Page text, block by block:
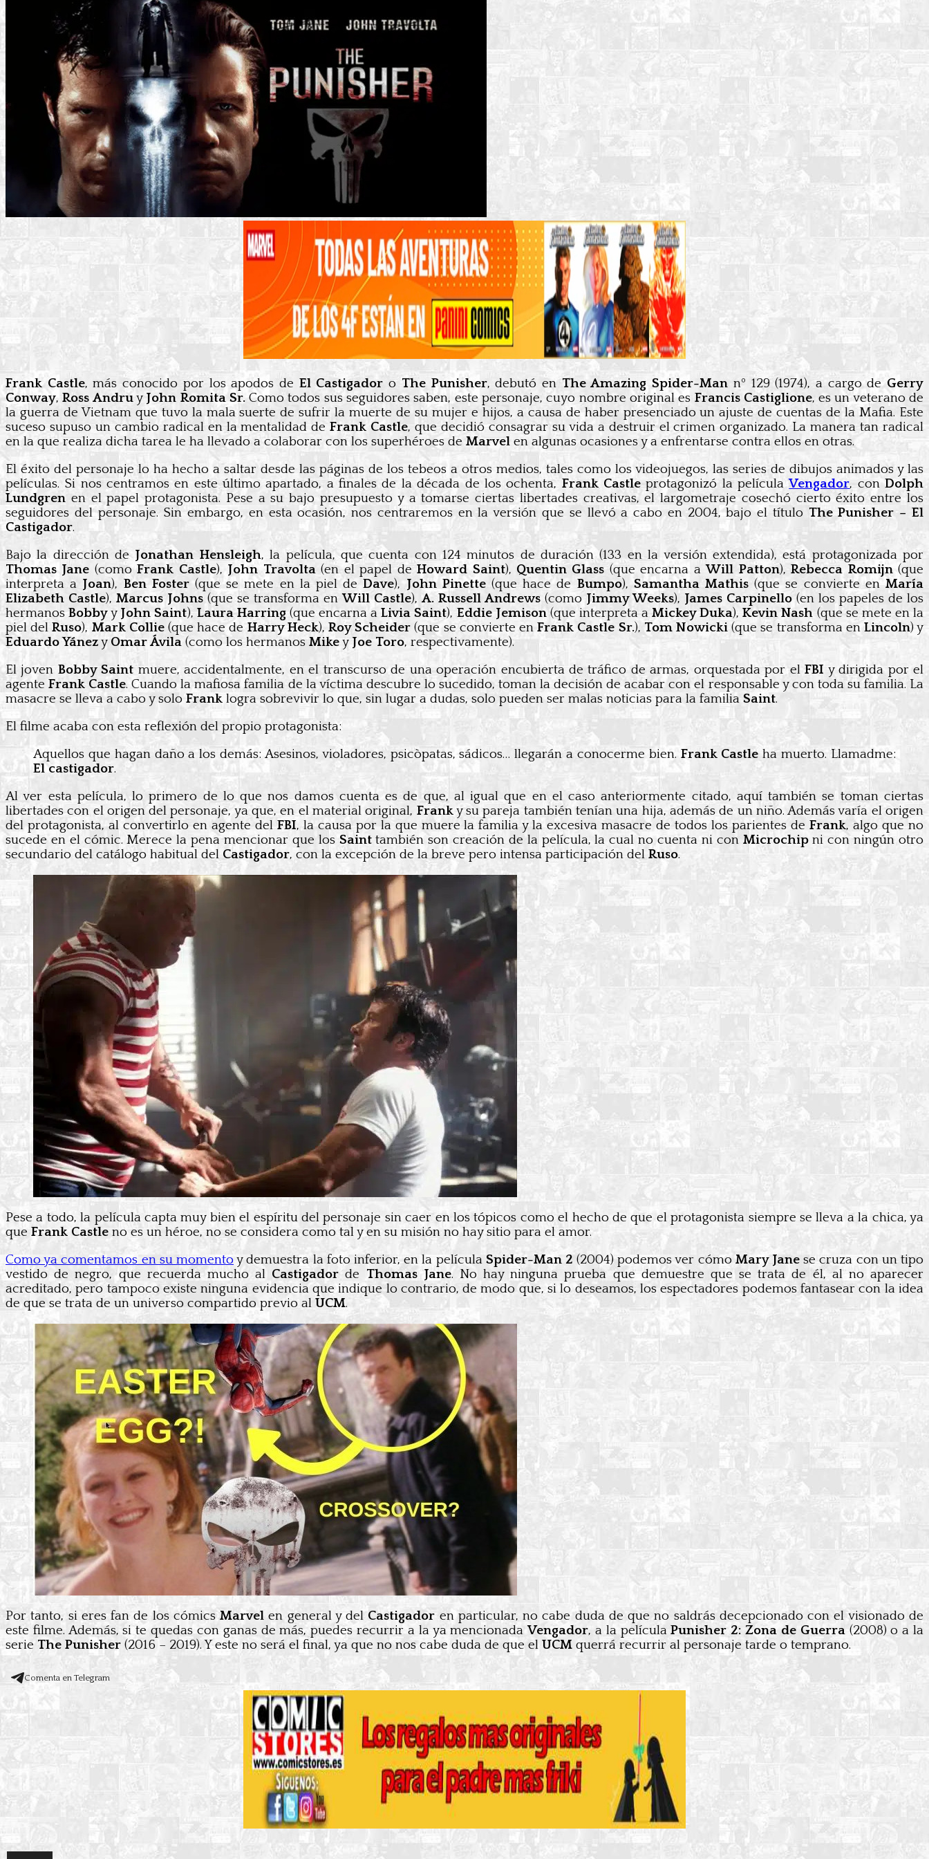
Frank Castle, más conocido por los apodos de El Castigador o The Punisher, debutó en The Amazing Spider-Man nº 129 (1974), a cargo deGerry
Conway,Ross Andruy John Romita Sr.Como todos sus seguidores saben, este personaje, cuyo nombre original es Francis Castiglione, es un veterano de
la guerra de Vietnam que tuvo la mala suerte de sufrir la muerte de su mujer e hijos, a causa de haber presenciado un ajuste de cuentas de la Mafia. Este
suceso supuso un cambio radical en la mentalidad deFrank Castle, que decidió consagrar su vida a destruir el crimen organizado. La manera tan radical
en la que realiza dicha tarea le ha llevado a colaborar con los superhéroes de Marvel en algunas ocasiones y a enfrentarse contra ellos en otras.
El éxito del personaje lo ha hecho a saltar desde las páginas de los tebeos a otros medios, tales como los videojuegos, las series de dibujos animados y las
películas. Si nos centramos en este último apartado, a finales de la década de los ochenta, Frank Castleprotagonizó la películaVengador, conDolph
Lundgren en el papel protagonista. Pese a su bajo presupuesto y a tomarse ciertas libertades creativas, el largometraje cosechó cierto éxito entre los
seguidores del personaje. Sin embargo, en esta ocasión, nos centraremos en la versión que se llevó a cabo en 2004, bajo el título The Punisher – El
Castigador.
Bajo la dirección de Jonathan Hensleigh, la película, que cuenta con 124 minutos de duración (133 en la versión extendida), está protagonizada por
Thomas Jane (comoFrank Castle), John Travolta(en el papel deHoward Saint), Quentin Glass (que encarna aWill Patton),Rebecca Romijn(que
interpreta a Joan), Ben Foster(que se mete en la piel deDave),John Pinette(que hace de Bumpo),Samantha Mathis (que se convierte enMaría
Elizabeth Castle), Marcus Johns (que se transforma enWill Castle), A. Russell Andrews (como Jimmy Weeks), James Carpinello (en los papeles de los
hermanosBobbyy John Saint), Laura Harring (que encarna aLivia Saint), Eddie Jemison(que interpreta aMickey Duka),Kevin Nash (que se mete en la
piel delRuso), Mark Collie(que hace de Harry Heck), Roy Scheider (que se convierte enFrank Castle Sr.), Tom Nowicki(que se transforma en Lincoln) y
Eduardo Yánezy Omar Ávila (como los hermanos MikeyJoe Toro, respectivamente).
El joven Bobby Saintmuere, accidentalmente, en el transcurso de una operación encubierta de tráfico de armas, orquestada por elFBI y dirigida por el
agenteFrank Castle. Cuando la mafiosa familia de la víctima descubre lo sucedido, toman la decisión de acabar con el responsable y con toda su familia. La
masacre se lleva a cabo y solo Frank logra sobrevivir lo que, sin lugar a dudas, solo pueden ser malas noticias para la familia Saint.
El filme acaba con esta reflexión del propio protagonista:
Aquellos que hagan daño a los demás: Asesinos, violadores, psicòpatas, sádicos… llegarán a conocerme bien. Frank Castle ha muerto. Llamadme:
El castigador.
Al ver esta película, lo primero de lo que nos damos cuenta es de que, al igual que en el caso anteriormente citado, aquí también se toman ciertas
libertades con el origen del personaje, ya que, en el material original, Franky su pareja también tenían una hija, además de un niño. Además varía el origen
del protagonista, al convertirlo en agente del FBI, la causa por la que muere la familia y la excesiva masacre de todos los parientes deFrank, algo que no
sucede en el cómic. Merece la pena mencionar que los Sainttambién son creación de la película, la cual no cuenta ni con Microchipni con ningún otro
secundario del catálogo habitual del Castigador, con la excepción de la breve pero intensa participación del Ruso.
Pese a todo, la película capta muy bien el espíritu del personaje sin caer en los tópicos como el hecho de que el protagonista siempre se lleva a la chica, ya
que Frank Castle no es un héroe, no se considera como tal y en su misión no hay sitio para el amor.
Como ya comentamos en su momentoy demuestra la foto inferior, en la película Spider-Man 2 (2004) podemos ver cómo Mary Jane se cruza con un tipo
vestido de negro, que recuerda mucho al Castigador de Thomas Jane. No hay ninguna prueba que demuestre que se trata de él, al no aparecer
acreditado, pero tampoco existe ninguna evidencia que indique lo contrario, de modo que, si lo deseamos, los espectadores podemos fantasear con la idea
de que se trata de un universo compartido previo al UCM.
Por tanto, si eres fan de los cómicsMarvel en general y del Castigador en particular, no cabe duda de que no saldrás decepcionado con el visionado de
este filme. Además, si te quedas con ganas de más, puedes recurrir a la ya mencionadaVengador, a la películaPunisher 2: Zona de Guerra(2008) o a la
serie The Punisher (2016 – 2019). Y este no será el final, ya que no nos cabe duda de que el UCM querrá recurrir al personaje tarde o temprano.
Comenta en Telegram